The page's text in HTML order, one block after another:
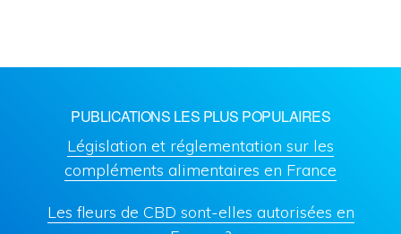
PUBLICATIONS LES PLUS POPULAIRES
Législation et réglementation sur les
compléments alimentaires en France
Les fleurs de CBD sont-elles autorisées en